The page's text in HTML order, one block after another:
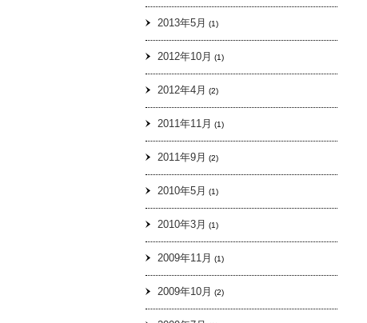
2013年5月 (1)
2012年10月 (1)
2012年4月 (2)
2011年11月 (1)
2011年9月 (2)
2010年5月 (1)
2010年3月 (1)
2009年11月 (1)
2009年10月 (2)